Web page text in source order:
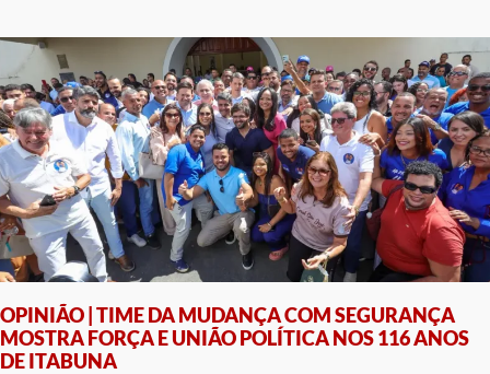
OPINIÃO | TIME DA MUDANÇA COM SEGURANÇA
MOSTRA FORÇA E UNIÃO POLÍTICA NOS 116 ANOS
DE ITABUNA